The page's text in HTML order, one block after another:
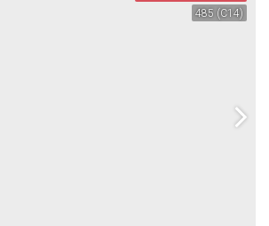
485 (C14)